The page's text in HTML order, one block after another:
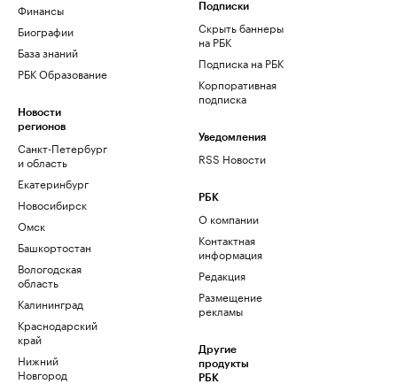
Финансы
Биографии
База знаний
РБК Образование
Новости
регионов
Санкт-Петербург
и область
Екатеринбург
Новосибирск
Омск
Башкортостан
Вологодская
область
Калининград
Краснодарский
край
Нижний
Новгород
Подписки
Скрыть баннеры
на РБК
Подписка на РБК
Корпоративная
подписка
Уведомления
RSS Новости
РБК
О компании
Контактная
информация
Редакция
Размещение
рекламы
Другие
продукты
РБК